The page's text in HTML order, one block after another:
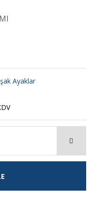
Ayaklar